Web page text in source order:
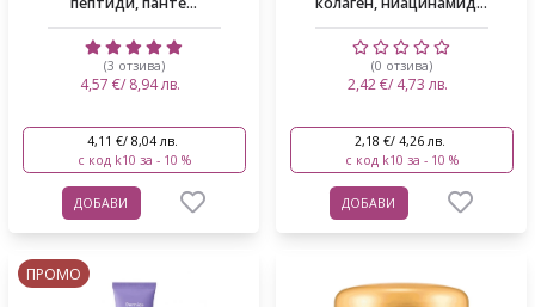
(3 отзива)
4,57 €/ 8,94 лв.
4,11 €/ 8,04 лв.
с код k10 за - 10 %
ДОБАВИ
(0 отзива)
2,42 €/ 4,73 лв.
2,18 €/ 4,26 лв.
с код k10 за - 10 %
ДОБАВИ
ПРОМО